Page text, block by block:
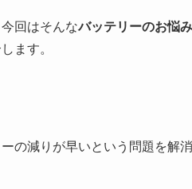
回はそんなバッテリーのお悩み
ます。
の減りが早いという問題を解